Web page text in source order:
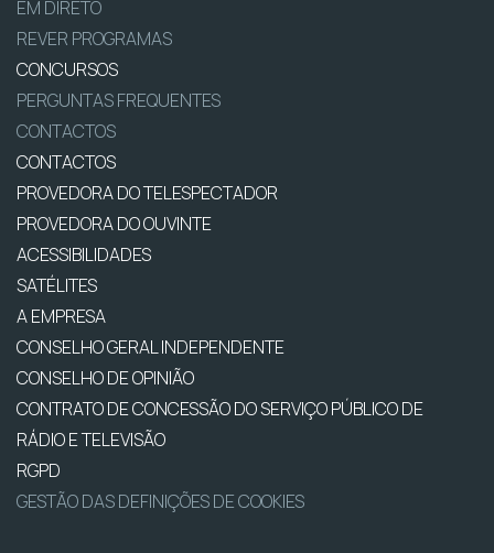
EM DIRETO
REVER PROGRAMAS
CONCURSOS
PERGUNTAS FREQUENTES
CONTACTOS
CONTACTOS
PROVEDORA DO TELESPECTADOR
PROVEDORA DO OUVINTE
ACESSIBILIDADES
SATÉLITES
A EMPRESA
CONSELHO GERAL INDEPENDENTE
CONSELHO DE OPINIÃO
CONTRATO DE CONCESSÃO DO SERVIÇO PÚBLICO DE
RÁDIO E TELEVISÃO
RGPD
GESTÃO DAS DEFINIÇÕES DE COOKIES